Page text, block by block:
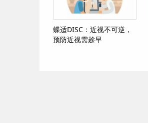
蝶适DISC：近视不可逆，
预防近视需趁早